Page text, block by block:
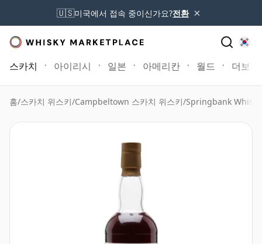
🇺🇸미국에서 접속 중이신가요?전환 ×
스카치 아이리시 일본 아메리칸 월드 더보기
홈/스카치 위스키/Campbeltown 스카치 위스키/Springbank Whisky